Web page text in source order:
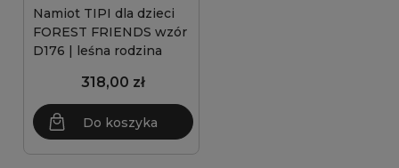
Namiot TIPI dla dzieci
FOREST FRIENDS wzór
D176 | leśna rodzina
318,00 zł
Do koszyka